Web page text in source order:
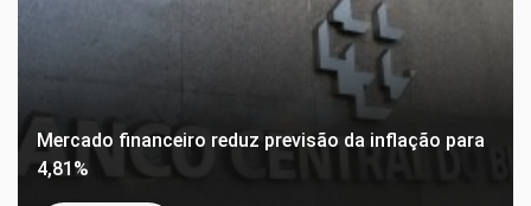
Mercado financeiro reduz previsão da inflação para
4,81%